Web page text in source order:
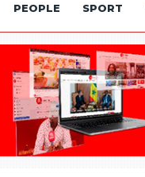
PEOPLE SPORT